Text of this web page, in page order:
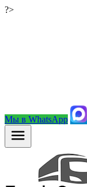
?>
Мы в WhatsApp